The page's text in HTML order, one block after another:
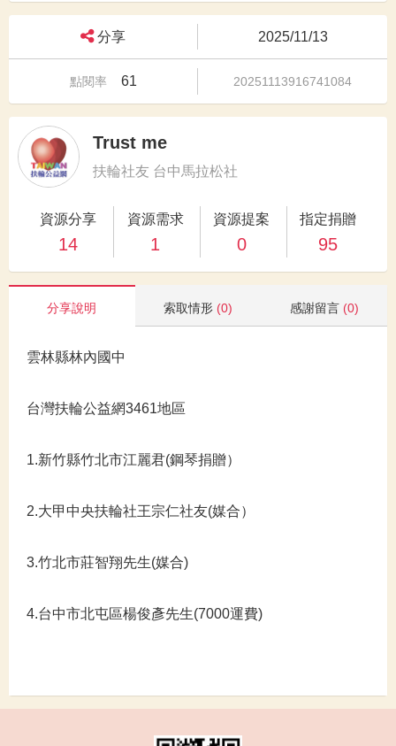
分享 2025/11/13
點閱率 61 20251113916741084
Trust me
扶輪社友 台中馬拉松社
資源分享
14
資源需求
1
資源提案
0
指定捐贈
95
分享說明 索取情形 (0) 感謝留言 (0)
雲林縣林內國中
台灣扶輪公益網3461地區
1.新竹縣竹北市江麗君(鋼琴捐贈）
2.大甲中央扶輪社王宗仁社友(媒合）
3.竹北市莊智翔先生(媒合)
4.台中市北屯區楊俊彥先生(7000運費)